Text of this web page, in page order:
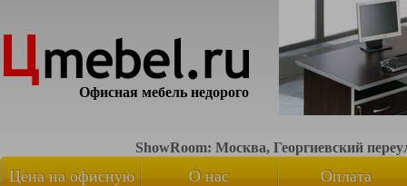
Офисная мебель недорого
ShowRoom: Москва, Георгиевский
Цена на офисную О нас Оплата